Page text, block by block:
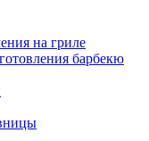
на гриле
барбекю